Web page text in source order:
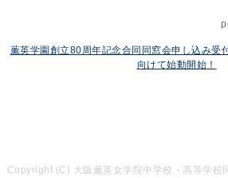
薫英学園創立80周年記念合同同窓会申し込み受
向けて始動開始！
Copyright (C) 大阪薫英女学院中学校・高等学校